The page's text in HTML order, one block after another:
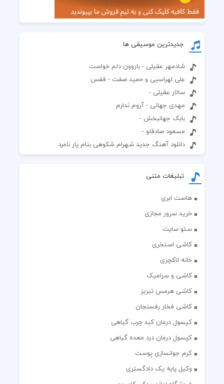
جدیدترین موسیقی ها
شادمهر عقیلی - باروون دلم خواست
علی لهراسبی و حمید صفت - قفس
سالار عقیلی -
مهدی جهانی - آروم ندارم
بابک جهانبخش -
مسعود صادقلو -
دانلود آهنگ جدید شهرام شکوهی بنام یار نامرد
تبلیغات متنی
هاست ابری
خرید سرور مجازی
سئو سایت
کاشی استخری
خانه لاکچری
کاشی و سرامیک
کاشی هرمس تبریز
کاشی فخار رفسنجان
کپسول درمان کبد چرب گیاهی
کپسول درمان درد معده گیاهی
کرم جوانسازی پوست
وکیل پایه یک دادگستری